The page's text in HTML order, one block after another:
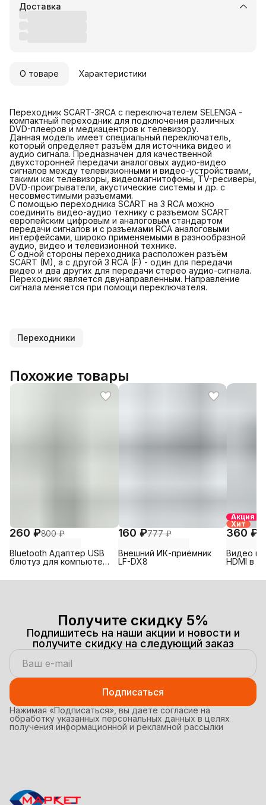
Доставка
О товаре Характеристики
Переходник SCART-3RCA с переключателем SELENGA -
компактный переходник для подключения различных
DVD-плееров и медиацентров к телевизору.
Данная модель имеет специальный переключатель,
который определяет разъём для источника видео и
аудио сигнала. Предназначен для качественной
двухсторонней передачи аналоговых аудио-видео
сигналов между телевизионными и видео-устройствами,
такими как телевизоры, видеомагнитофоны, TV-ресиверы,
DVD-проигрыватели, акустические системы и др. с
несовместимыми разъемами.
С помощью переходника SCART на 3 RCA можно
соединить видео-аудио технику с разъемом SCART
европейским цифровым и аналоговым стандартом
передачи сигналов и с разъемами RCA аналоговыми
интерфейсами, широко применяемыми в разнообразной
аудио, видео и телевизионной технике.
С одной стороны переходника расположен разъём
SCART (M), а с другой 3 RCA (F) - один для передачи
видео и два других для передачи стерео аудио-сигнала.
Переходник является двунаправленным. Направление
сигнала меняется при помощи переключателя.
Переходники
Похожие товары
260 ₽800 ₽
Bluetooth Адаптер USB
блютуз для компьютера
5.0, беспроводное
160 ₽777 ₽
Внешний ИК-приёмник
LF-DX8
Акция
Хит
360 ₽
Видео
HDMI в
Получите скидку 5%
Подпишитесь на наши акции и новости и
получите скидку на следующий заказ
Подписаться
Нажимая «Подписаться», вы даете согласие на
обработку указанных персональных данных в целях
получения информационной и рекламной рассылки